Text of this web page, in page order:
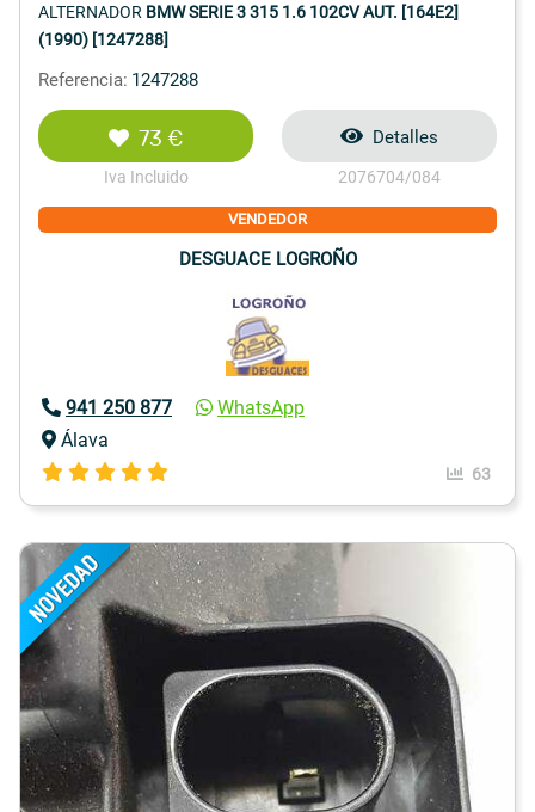
ALTERNADOR BMW SERIE 3 315 1.6 102CV AUT. [164E2]
(1990) [1247288]
Referencia: 1247288
73 €
Iva Incluido
Detalles
2076704/084
VENDEDOR
DESGUACE LOGROÑO
941 250 877
WhatsApp
Álava
63